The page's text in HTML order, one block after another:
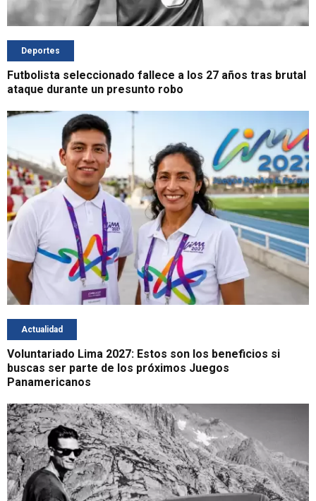
Deportes
Futbolista seleccionado fallece a los 27 años tras brutal
ataque durante un presunto robo
Actualidad
Voluntariado Lima 2027: Estos son los beneficios si
buscas ser parte de los próximos Juegos
Panamericanos